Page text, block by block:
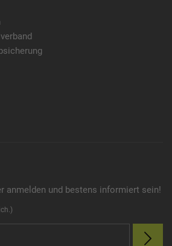
anmelden und bestens informiert sein!